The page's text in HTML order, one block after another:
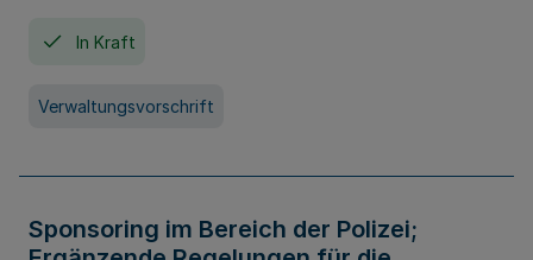
In Kraft
Verwaltungsvorschrift
Sponsoring im Bereich der Polizei;